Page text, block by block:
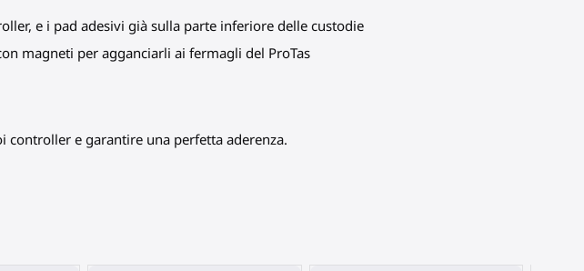
e i pad adesivi già sulla parte inferiore delle custodie
magneti per agganciarli ai fermagli del ProTas
e garantire una perfetta aderenza.